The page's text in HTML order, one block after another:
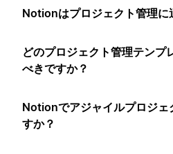
Notionはプロジェクト管理に
どのプロジェクト管理テンプ
べきですか？
Notionでアジャイルプロジェ
すか？